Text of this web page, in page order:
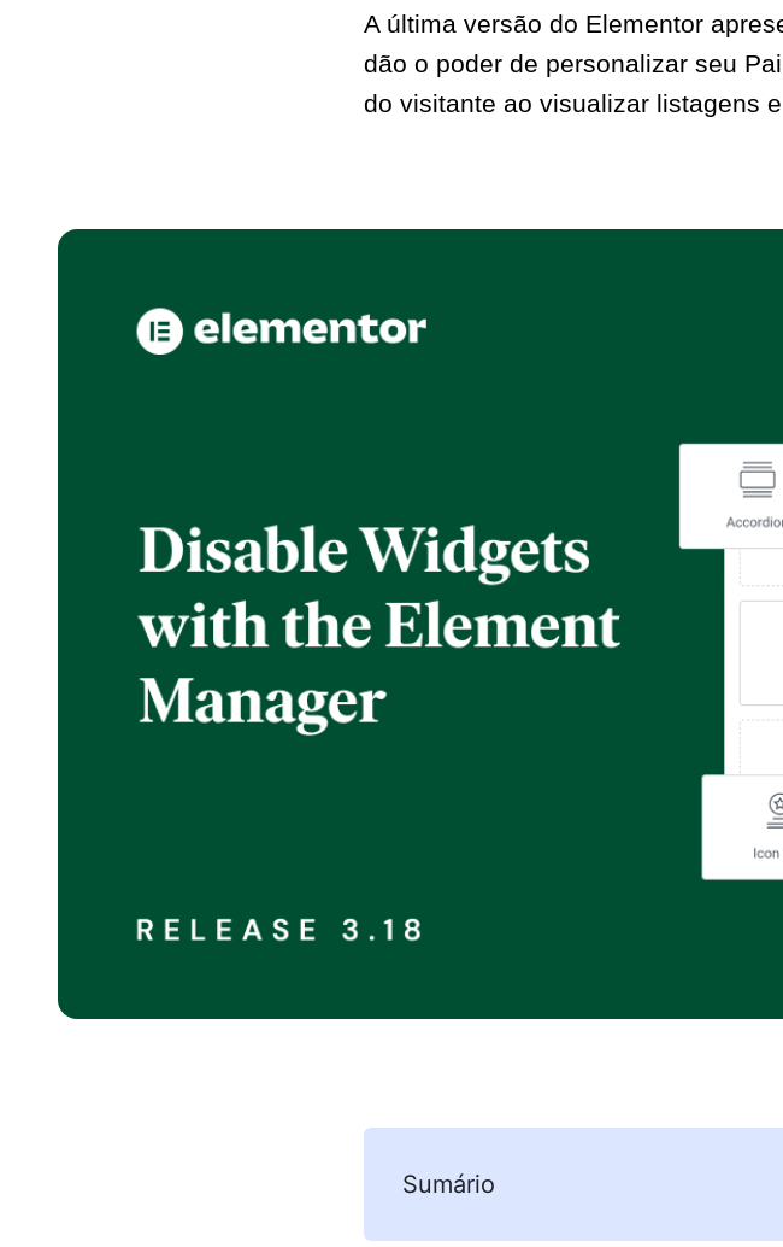
A última versão do Elementor
dão o poder de personalizar seu
do visitante ao visualizar listagens
Sumário